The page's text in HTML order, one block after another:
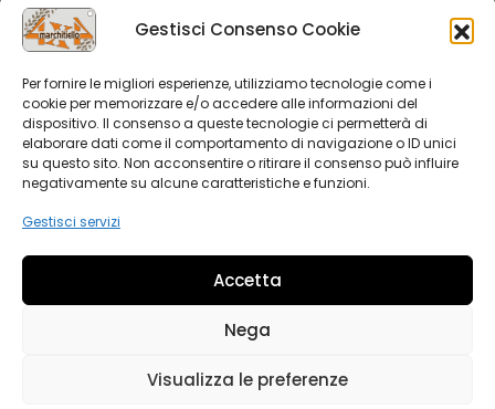
Gestisci Consenso Cookie
Per fornire le migliori esperienze, utilizziamo tecnologie come i
cookie per memorizzare e/o accedere alle informazioni del
dispositivo. Il consenso a queste tecnologie ci permetterà di
elaborare dati come il comportamento di navigazione o ID unici
su questo sito. Non acconsentire o ritirare il consenso può influire
negativamente su alcune caratteristiche e funzioni.
Gestisci servizi
Accetta
Nega
Visualizza le preferenze
Termini e Condizioni
Privacy Policy
Cookie Policy (UE)
SHOP
Shop
My account
Wishlist
Copyright 2022 Marchitiello s.r.l. All rights reserved. Partiva